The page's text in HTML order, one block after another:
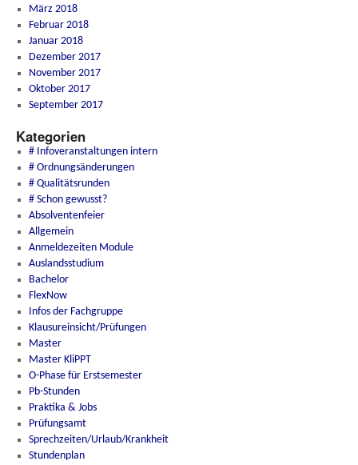
März 2018
Februar 2018
Januar 2018
Dezember 2017
November 2017
Oktober 2017
September 2017
Kategorien
# Infoveranstaltungen intern
# Ordnungsänderungen
# Qualitätsrunden
# Schon gewusst?
Absolventenfeier
Allgemein
Anmeldezeiten Module
Auslandsstudium
Bachelor
FlexNow
Infos der Fachgruppe
Klausureinsicht/Prüfungen
Master
Master KliPPT
O-Phase für Erstsemester
Pb-Stunden
Praktika & Jobs
Prüfungsamt
Sprechzeiten/Urlaub/Krankheit
Stundenplan